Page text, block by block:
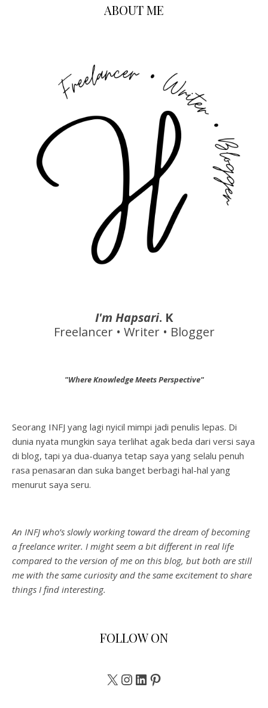
ABOUT ME
I'm Hapsari. K
Freelancer • Writer • Blogger
"Where Knowledge Meets Perspective"
Seorang INFJ yang lagi nyicil mimpi jadi penulis lepas. Di
dunia nyata mungkin saya terlihat agak beda dari versi saya
di blog, tapi ya dua-duanya tetap saya yang selalu penuh
rasa penasaran dan suka banget berbagi hal-hal yang
menurut saya seru.
An INFJ who’s slowly working toward the dream of becoming
a freelance writer. I might seem a bit different in real life
compared to the version of me on this blog, but both are still
me with the same curiosity and the same excitement to share
things I find interesting.
FOLLOW ON
X Instagram
LinkedInPinterest